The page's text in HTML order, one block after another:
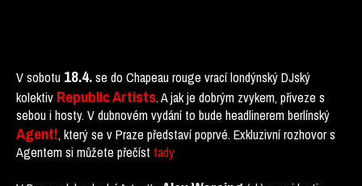
V sobotu 18.4.se do Chapeau rouge vrací londýnský DJský
kolektiv Republic Artists. A jak je dobrým zvykem, přiveze s
sebou i hosty. V dubnovém vydání to bude headlinerem berlínský
Agent!, který se v Praze představí poprvé. Exkluzivní rozhovor s
Agentem si můžete přečíst tady